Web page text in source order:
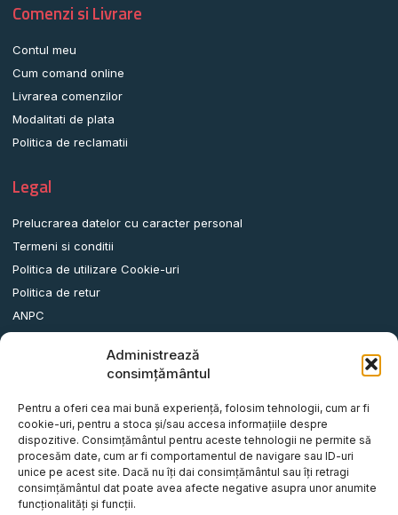
Administrează
consimțământul
Pentru a oferi cea mai bună experiență, folosim tehnologii, cum ar fi
cookie-uri, pentru a stoca și/sau accesa informațiile despre
dispozitive. Consimțământul pentru aceste tehnologii ne permite să
procesăm date, cum ar fi comportamentul de navigare sau ID-uri
unice pe acest site. Dacă nu îți dai consimțământul sau îți retragi
consimțământul dat poate avea afecte negative asupra unor anumite
funcționalități și funcții.
Comenzi si Livrare
Contul meu
Cum comand online
Livrarea comenzilor
Modalitati de plata
Politica de reclamatii
Legal
Prelucrarea datelor cu caracter personal
Termeni si conditii
Politica de utilizare Cookie-uri
Politica de retur
ANPC
info@remorci-platforme.ro
0786.720.706
0786.720.707
0786.720.708